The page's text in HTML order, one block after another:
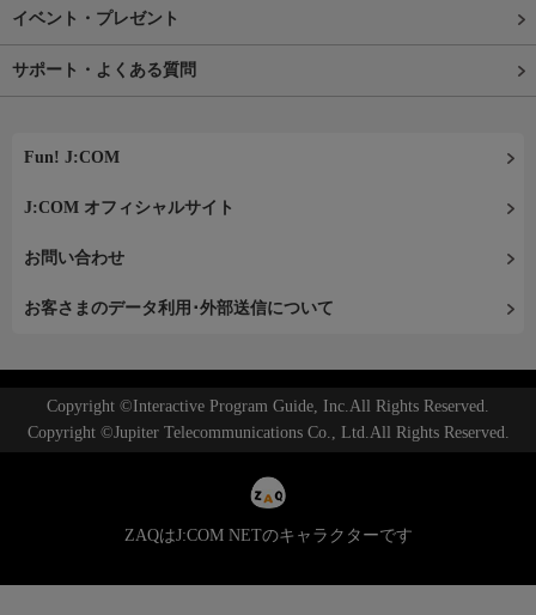
イベント・プレゼント
サポート・よくある質問
Fun! J:COM
J:COM オフィシャルサイト
お問い合わせ
お客さまのデータ利用･外部送信について
Copyright ©Interactive Program Guide, Inc.All Rights Reserved.
Copyright ©Jupiter Telecommunications Co., Ltd.All Rights Reserved.
ZAQはJ:COM NETのキャラクターです